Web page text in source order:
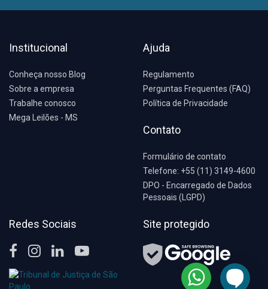
Institucional
Conheça nosso Blog
Sobre a empresa
Trabalhe conosco
Mega Leilões - MS
Ajuda
Regulamento
Perguntas Frequentes (FAQ)
Política de Privacidade
Contato
Formulário de contato
Telefone: +55 (11) 3149-4600
DPO - Encarregado de Dados
Pessoais (LGPD)
Redes Sociais Site protegido